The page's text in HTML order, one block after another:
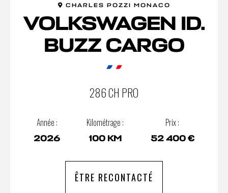
CHARLES POZZI MONACO
VOLKSWAGEN ID.
BUZZ CARGO
286 CH PRO
Année :
2026
Kilométrage :
100 KM
Prix :
52 400 €
ÊTRE RECONTACTÉ